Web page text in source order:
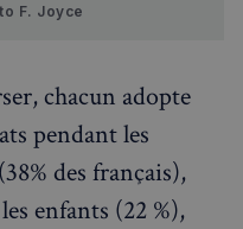
F. Joyce
chacun adopte
pendant les
des français),
enfants (22 %),
Performance
habilitent des